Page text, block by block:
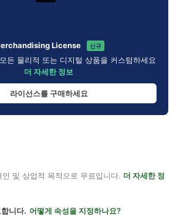
License 신규
든 물리적 또는 디지털 상품을 커스텀하세요
더 자세한 정보
라이선스를 구매하세요
및 상업적 목적으로 무료입니다. 더 자세한 정
니다. 어떻게 속성을 지정하나요?